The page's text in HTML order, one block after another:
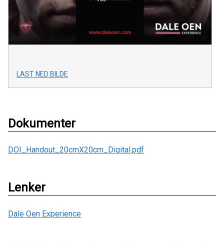
LAST NED BILDE
Dokumenter
DOI_Handout_20cmX20cm_Digital.pdf
Lenker
Dale Oen Experience